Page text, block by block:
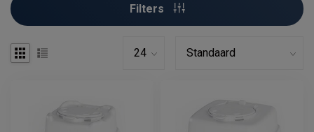
Filters